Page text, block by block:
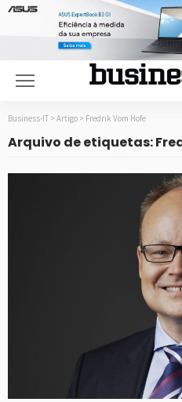
Business-IT > Artigo > Fredrik Vom Hofe
Arquivo de etiquetas: